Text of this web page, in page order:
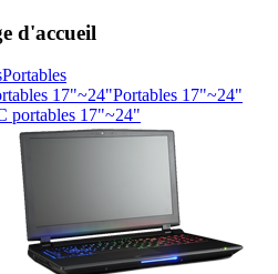
d'accueil
Portables
Portables 17"~24"
portables 17"~24"